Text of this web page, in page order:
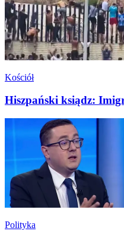
Kościół
Hiszpański ksiądz:
Polityka